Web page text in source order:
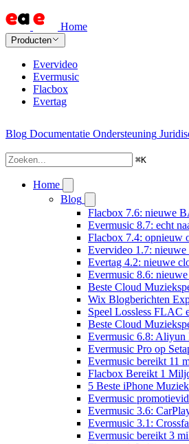
Home
Producten
Evervideo
Evermusic
Flacbox
Evertag
Blog Documentatie Ondersteuning
⌘K
Home
Blog
Flacbox 7.6: nieuwe
Evermusic 8.7: echt
Flacbox 7.4: opnieuw
Evervideo 1.7: nieuwe
Evertag 4.2: nieuwe
Evermusic 8.6:
Beste Cloud
Wix Blogberichten
Speel Lossless FLAC
Beste Cloud
Evermusic 6.8:
Evermusic Pro op
Evermusic bereikt 11
Flacbox Bereikt 1
5 Beste iPhone
Evermusic
Evermusic 3.6:
Evermusic 3.1:
Evermusic bereikt 3